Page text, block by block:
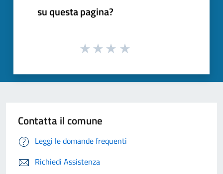
su questa pagina?
Contatta il comune
Leggi le domande frequenti
Richiedi Assistenza